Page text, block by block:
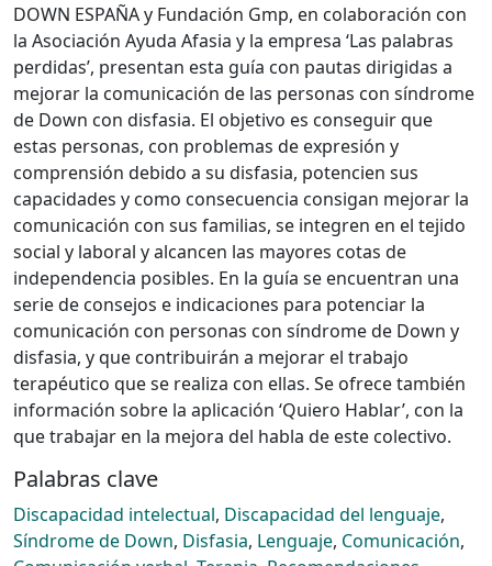
DOWN ESPAÑA y Fundación Gmp, en colaboración con
la Asociación Ayuda Afasia y la empresa ‘Las palabras
perdidas’, presentan esta guía con pautas dirigidas a
mejorar la comunicación de las personas con síndrome
de Down con disfasia. El objetivo es conseguir que
estas personas, con problemas de expresión y
comprensión debido a su disfasia, potencien sus
capacidades y como consecuencia consigan mejorar la
comunicación con sus familias, se integren en el tejido
social y laboral y alcancen las mayores cotas de
independencia posibles. En la guía se encuentran una
serie de consejos e indicaciones para potenciar la
comunicación con personas con síndrome de Down y
disfasia, y que contribuirán a mejorar el trabajo
terapéutico que se realiza con ellas. Se ofrece también
información sobre la aplicación ‘Quiero Hablar’, con la
que trabajar en la mejora del habla de este colectivo.
Palabras clave
Discapacidad intelectual, Discapacidad del lenguaje,
Síndrome de Down, Disfasia, Lenguaje, Comunicación,